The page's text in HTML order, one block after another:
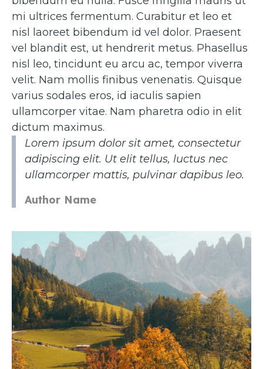
mi ultrices fermentum. Curabitur et leo et
nisl laoreet bibendum id vel dolor. Praesent
vel blandit est, ut hendrerit metus. Phasellus
nisl leo, tincidunt eu arcu ac, tempor viverra
velit. Nam mollis finibus venenatis. Quisque
varius sodales eros, id iaculis sapien
ullamcorper vitae. Nam pharetra odio in elit
dictum maximus.
Lorem ipsum dolor sit amet, consectetur
adipiscing elit. Ut elit tellus, luctus nec
ullamcorper mattis, pulvinar dapibus leo.
Author Name